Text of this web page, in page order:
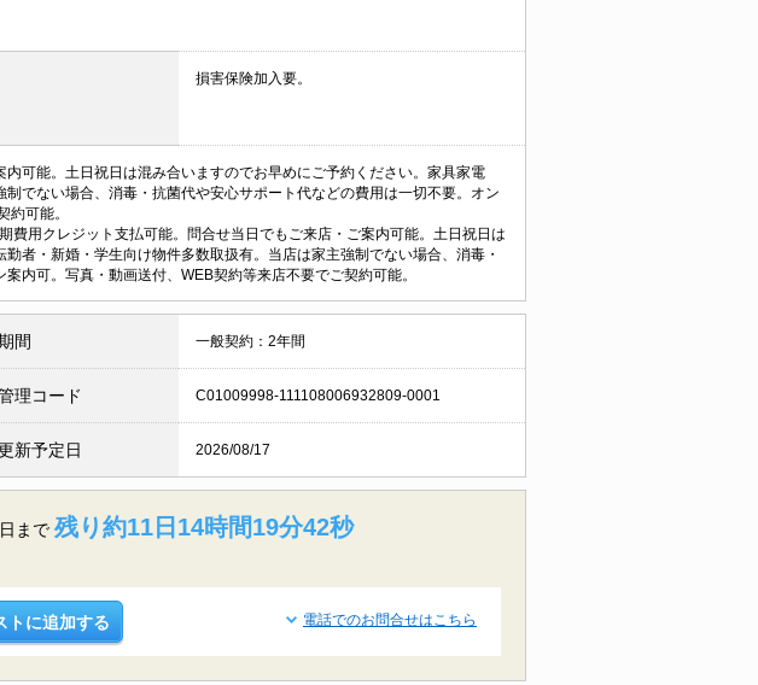
損害保険加入要。
可能。土日祝日は混み合いますのでお早めにご予約ください。家具家電
でない場合、消毒・抗菌代や安心サポート代などの費用は一切不要。オン
約可能。
費用クレジット支払可能。問合せ当日でもご来店・ご案内可能。土日祝日は
者・新婚・学生向け物件多数取扱有。当店は家主強制でない場合、消毒・
内可。写真・動画送付、WEB契約等来店不要でご契約可能。
間 一般契約：2年間
理コード C01009998-111108006932809-0001
新予定日 2026/08/17
まで 残り約11日14時間19分41秒
トに追加する 電話でのお問合せはこちら